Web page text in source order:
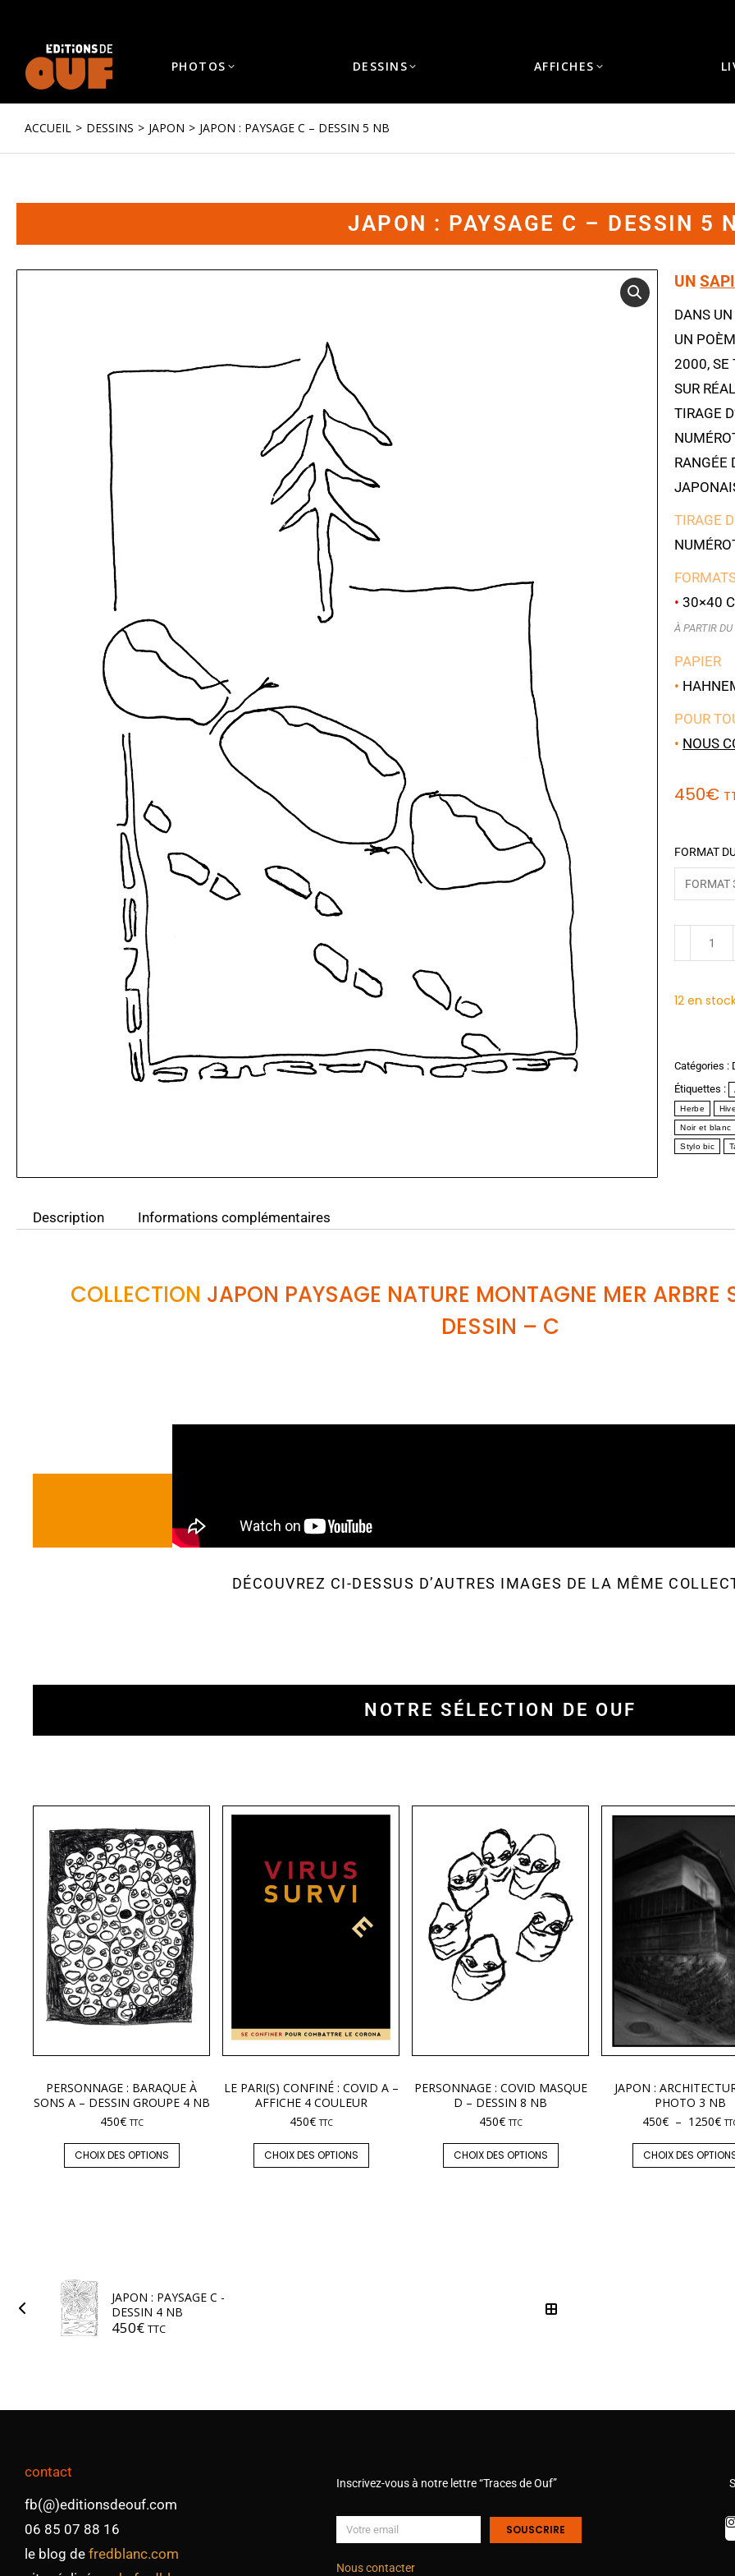
PHOTOS DESSINS AFFICHES
Vous êtes ici :
ACCUEIL DESSINS JAPON JAPON : PAYSAGE C – DESSIN 5 NB
JAPON : PAYSAGE C – DESSIN 5
UN
DANS
UN
2000, SE
SUR
TIRAGE
RANGÉE
TIRAGE
•30×40
À PARTIR
PAPIER
•
POUR
• NOUS
450€
FORMAT
12 en
Catégories :
Étiquettes :
Herbe
Noir et blanc
Stylo bic
Description Informations complémentaires
COLLECTION JAPON PAYSAGE NATURE MONTAGNE MER ARBRE
DESSIN – C
DÉCOUVREZ CI-DESSUS D’AUTRES IMAGES DE LA MÊME
NOTRE SÉLECTION DE OUF
PERSONNAGE : BARAQUE À
SONS A – DESSIN GROUPE 4 NB
450€ TTC
CHOIX DES OPTIONS
LE PARI(S) CONFINÉ : COVID A –
AFFICHE 4 COULEUR
450€ TTC
CHOIX DES OPTIONS
PERSONNAGE : COVID MASQUE
D – DESSIN 8 NB
450€ TTC
CHOIX DES OPTIONS
JAPON :
PHOTO 3 NB
450€ – 1250€
CHOIX DES
JAPON : PAYSAGE C -
DESSIN 4 NB
450€ TTC
contact
fb(@)editionsdeouf.com
06 85 07 88 16
le blog de fredblanc.com
Inscrivez-vous à notre lettre “Traces de Ouf”
SOUSCRIRE
Nous contacter